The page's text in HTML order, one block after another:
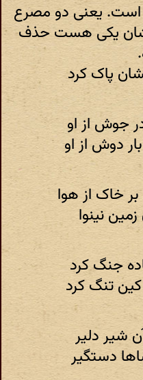
یعنی دو مصرع
یکی هست حذف
پاک کرد
جوش از او
دوش از او
خاک از هوا
نینوا
جنگ کرد
تنگ کرد
شیر دلیر
دستگیر